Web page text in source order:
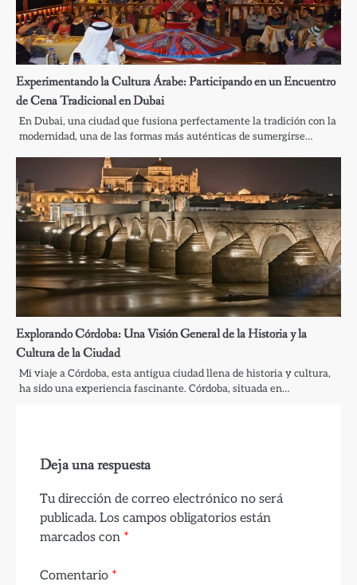
Experimentando la Cultura Árabe: Participando en un Encuentro
de Cena Tradicional en Dubai
En Dubai, una ciudad que fusiona perfectamente la tradición con la
modernidad, una de las formas más auténticas de sumergirse…
Explorando Córdoba: Una Visión General de la Historia y la
Cultura de la Ciudad
Mi viaje a Córdoba, esta antigua ciudad llena de historia y cultura,
ha sido una experiencia fascinante. Córdoba, situada en…
Deja una respuesta
Tu dirección de correo electrónico no será
publicada. Los campos obligatorios están
marcados con *
Comentario *